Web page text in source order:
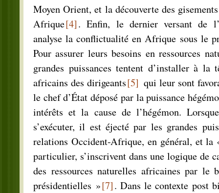
Moyen Orient, et la découverte des
Afrique[4]. Enfin, le dernier versant de
analyse la conflictualité en Afrique sous le
Pour assurer leurs besoins en ressources
grandes puissances tentent d’installer à la
africains des dirigeants[5] qui leur sont
le chef d’État déposé par la puissance
intérêts et la cause de l’hégémon.
s’exécuter, il est éjecté par les grandes
relations Occident-Afrique, en général, et la
particulier, s’inscrivent dans une logique de
des ressources naturelles africaines par le
présidentielles »[7]. Dans le contexte post